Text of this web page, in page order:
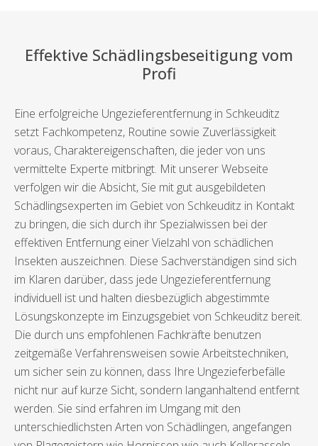
Effektive Schädlingsbeseitigung vom
Profi
Eine erfolgreiche Ungezieferentfernung in Schkeuditz
setzt Fachkompetenz, Routine sowie Zuverlässigkeit
voraus, Charaktereigenschaften, die jeder von uns
vermittelte Experte mitbringt. Mit unserer Webseite
verfolgen wir die Absicht, Sie mit gut ausgebildeten
Schädlingsexperten im Gebiet von Schkeuditz in Kontakt
zu bringen, die sich durch ihr Spezialwissen bei der
effektiven Entfernung einer Vielzahl von schädlichen
Insekten auszeichnen. Diese Sachverständigen sind sich
im Klaren darüber, dass jede Ungezieferentfernung
individuell ist und halten diesbezüglich abgestimmte
Lösungskonzepte im Einzugsgebiet von Schkeuditz bereit.
Die durch uns empfohlenen Fachkräfte benutzen
zeitgemäße Verfahrensweisen sowie Arbeitstechniken,
um sicher sein zu können, dass Ihre Ungezieferbefälle
nicht nur auf kurze Sicht, sondern langanhaltend entfernt
werden. Sie sind erfahren im Umgang mit den
unterschiedlichsten Arten von Schädlingen, angefangen